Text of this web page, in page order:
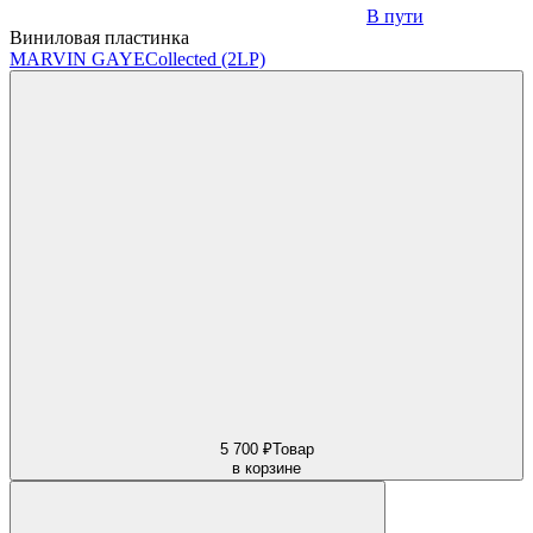
В пути
Виниловая пластинка
MARVIN GAYECollected (2LP)
5 700 ₽Товар
в корзине